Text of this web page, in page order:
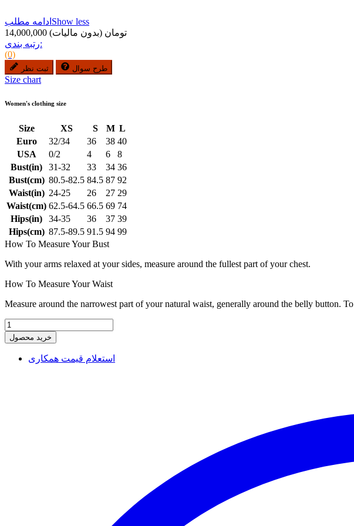
ادامه مطلب Show less
14,000,000 تومان (بدون مالیات)
رتبه بندی:
(0)
ثبت نظر طرح سوال
Size chart
Women's clothing size
Size XS S M L
Euro
32/34 36 38 40
USA
0/2 4 6
8
Bust(in)
31-32 33 34 36
Bust(cm) 80.5-82.5 84.5 87 92
Waist(in) 24-25 26 27 29
Waist(cm) 62.5-64.5 66.5 69 74
Hips(in)
34-35 36 37 39
Hips(cm) 87.5-89.5 91.5 94 99
How To Measure Your Bust
With your arms relaxed at your sides, measure around the fullest part of your chest.
How To Measure Your Waist
Measure around the narrowest part of your natural waist, generally around the belly button.
خرید محصول
استعلام قیمت همکاری